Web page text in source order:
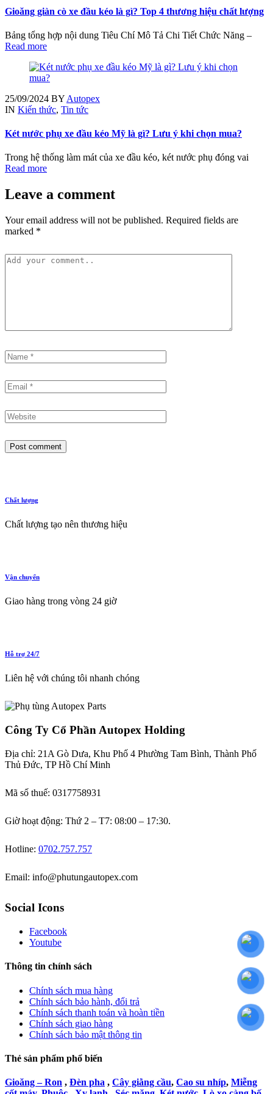
Gioăng giàn cò xe đầu kéo là gì? Top 4 thương hiệu chất lượng
Bảng tổng hợp nội dung Tiêu Chí Mô Tả Chi Tiết Chức Năng –
Read more
25/09/2024 BY Autopex
IN Kiến thức, Tin tức
Két nước phụ xe đầu kéo Mỹ là gì? Lưu ý khi chọn mua?
Trong hệ thống làm mát của xe đầu kéo, két nước phụ đóng vai
Read more
Leave a comment
Your email address will not be published. Required fields are
marked *
Post comment
Chất lượng
Chất lượng tạo nên thương hiệu
Vận chuyển
Giao hàng trong vòng 24 giờ
Hỗ trợ 24/7
Liên hệ với chúng tôi nhanh chóng
Công Ty Cổ Phần Autopex Holding
Địa chỉ: 21A Gò Dưa, Khu Phố 4 Phường Tam Bình, Thành Phố
Thủ Đức, TP Hồ Chí Minh
Mã số thuế: 0317758931
Giờ hoạt động: Thứ 2 – T7: 08:00 – 17:30.
Hotline: 0702.757.757
Email: info@phutungautopex.com
Social Icons
Facebook
Youtube
Thông tin chính sách
Chính sách mua hàng
Chính sách bảo hành, đổi trả
Chính sách thanh toán và hoàn tiền
Chính sách giao hàng
Chính sách bảo mật thông tin
Thẻ sản phẩm phổ biến
Gioăng – Ron , Đèn pha , Cây giằng cầu, Cao su nhíp, Miễng